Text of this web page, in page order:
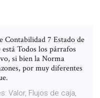
Contabilidad 7 Estado de
Todos los párrafos
si bien la Norma
por muy diferentes
Valor, Flujos de caja,